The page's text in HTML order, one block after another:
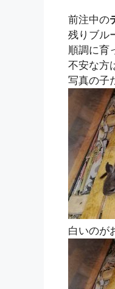
前注中の
残りブル
順調に育
不安な方
写真の子
白いのが